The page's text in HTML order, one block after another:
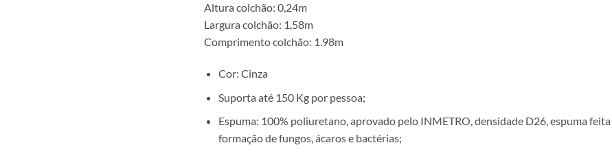
Altura colchão: 0,24m
Largura colchão: 1,58m
Comprimento colchão: 1.98m
Cor: Cinza
Suporta até 150 Kg por pessoa;
Espuma: 100% poliuretano, aprovado pelo INMETRO, densidade D26, espuma
formação de fungos, ácaros e bactérias;